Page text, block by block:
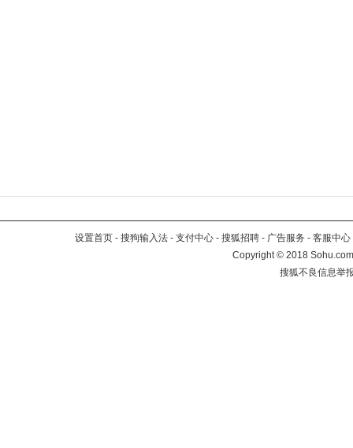
设置首页 - 搜狗输入法 - 支付中心 - 搜狐招聘 - 广告服务 - 客服中心
Copyright©2018
搜狐不良信息举